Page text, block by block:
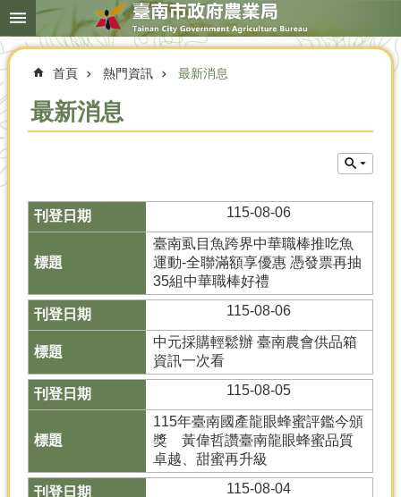
跳到主要內容區塊
搜
尋
進
簡
概
資
首頁 熱門資訊 最新消息
最新消息
115-08-06
臺南虱目魚跨界中華職棒推吃魚
運動-全聯滿額享優惠 憑發票再抽
35組中華職棒好禮
115-08-06
中元採購輕鬆辦 臺南農會供品箱
資訊一次看
115-08-05
115年臺南國產龍眼蜂蜜評鑑今頒
獎 黃偉哲讚臺南龍眼蜂蜜品質
卓越、甜蜜再升級
115-08-04